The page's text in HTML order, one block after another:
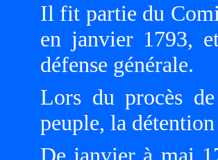
Il fit partie du
en janvier 1793,
défense générale.
Lors du procès
peuple, la